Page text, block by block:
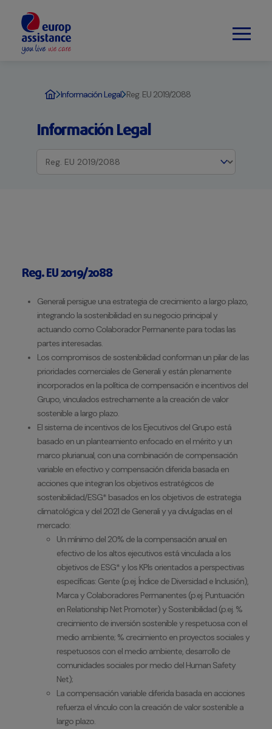
Información Legal Reg. EU 2019/2088
Información Legal
Reg. EU 2019/2088
Generali persigue una estrategia de crecimiento a largo plazo,
integrando la sostenibilidad en su negocio principal y
actuando como Colaborador Permanente para todas las
partes interesadas.
Los compromisos de sostenibilidad conforman un pilar de las
prioridades comerciales de Generali y están plenamente
incorporados en la política de compensación e incentivos del
Grupo, vinculados estrechamente a la creación de valor
sostenible a largo plazo.
El sistema de incentivos de los Ejecutivos del Grupo está
basado en un planteamiento enfocado en el mérito y un
marco plurianual, con una combinación de compensación
variable en efectivo y compensación diferida basada en
acciones que integran los objetivos estratégicos de
sostenibilidad/ESG* basados en los objetivos de estrategia
climatológica y del 2021 de Generali y ya divulgadas en el
mercado:
Un mínimo del 20% de la compensación anual en
efectivo de los altos ejecutivos está vinculada a los
objetivos de ESG* y los KPIs orientados a perspectivas
específicas: Gente (p.ej. Índice de Diversidad e Inclusión),
Marca y Colaboradores Permanentes (p.ej. Puntuación
en Relationship Net Promoter) y Sostenibilidad (p.ej. %
crecimiento de inversión sostenible y respetuosa con el
medio ambiente; % crecimiento en proyectos sociales y
respetuosos con el medio ambiente, desarrollo de
comunidades sociales por medio del Human Safety
Net);
La compensación variable diferida basada en acciones
refuerza el vínculo con la creación de valor sostenible a
largo plazo.